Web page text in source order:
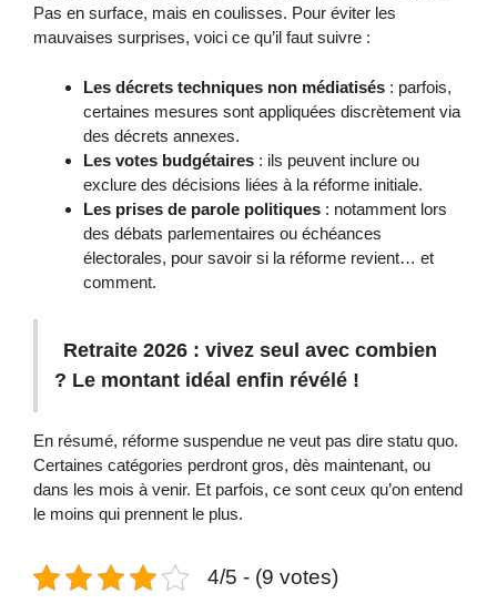
Pas en surface, mais en coulisses. Pour éviter les
mauvaises surprises, voici ce qu’il faut suivre :
Les décrets techniques non médiatisés : parfois,
certaines mesures sont appliquées discrètement via
des décrets annexes.
Les votes budgétaires : ils peuvent inclure ou
exclure des décisions liées à la réforme initiale.
Les prises de parole politiques : notamment lors
des débats parlementaires ou échéances
électorales, pour savoir si la réforme revient… et
comment.
Retraite 2026 : vivez seul avec combien
? Le montant idéal enfin révélé !
En résumé, réforme suspendue ne veut pas dire statu quo.
Certaines catégories perdront gros, dès maintenant, ou
dans les mois à venir. Et parfois, ce sont ceux qu’on entend
le moins qui prennent le plus.
4/5 - (9 votes)